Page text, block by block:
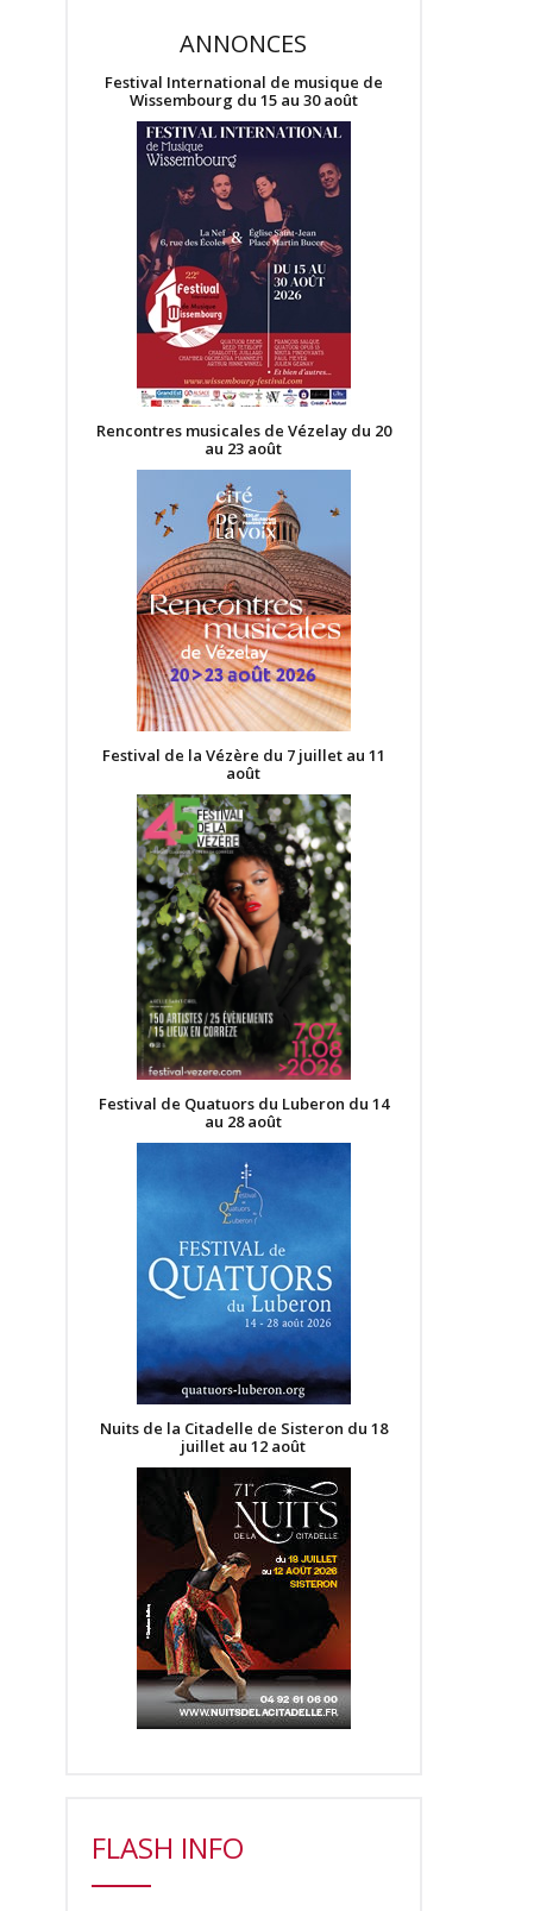
ANNONCES
Festival International de musique de
Wissembourg du 15 au 30 août
Rencontres musicales de Vézelay du 20
au 23 août
Festival de la Vézère du 7 juillet au 11
août
Festival de Quatuors du Luberon du 14
au 28 août
Nuits de la Citadelle de Sisteron du 18
juillet au 12 août
FLASH INFO